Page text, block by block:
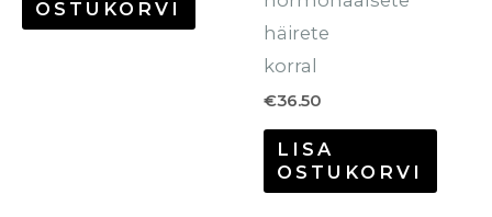
OSTUKORVI
häirete
korral
€36.50
LISA
OSTUKORVI